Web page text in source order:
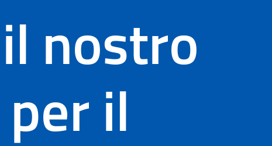
nostro
il